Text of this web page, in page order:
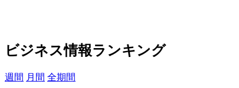
ビジネス情報ランキング
週間 月間 全期間